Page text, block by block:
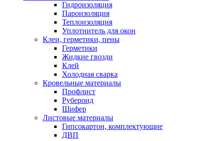
Гидроизоляция
Пароизоляция
Теплоизоляция
Уплотнитель для окон
Клеи, герметики, пены
Герметики
Жидкие гвозди
Клей
Холодная сварка
Кровельные материалы
Профлист
Рубероид
Шифер
Листовые материалы
Гипсокартон, комплектующие
ДВП